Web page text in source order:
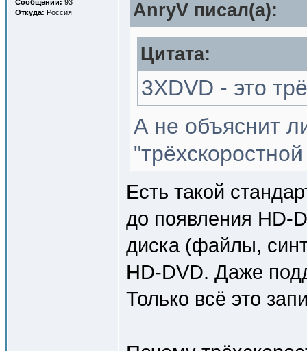
Сообщений: 93
Откуда: Россия AnryV писал(a):
Цитата:
3XDVD - это
А не объяснит
Есть такой
до появления HD-
диска (файлы,
HD-DVD. Даже
Только всё это